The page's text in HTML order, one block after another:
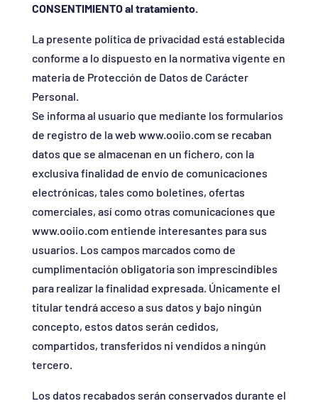
CONSENTIMIENTO al tratamiento.
La presente política de privacidad está establecida
conforme a lo dispuesto en la normativa vigente en
materia de Protección de Datos de Carácter
Personal.
Se informa al usuario que mediante los formularios
de registro de la web www.ooiio.com se recaban
datos que se almacenan en un fichero, con la
exclusiva finalidad de envío de comunicaciones
electrónicas, tales como boletines, ofertas
comerciales, así como otras comunicaciones que
www.ooiio.com entiende interesantes para sus
usuarios. Los campos marcados como de
cumplimentación obligatoria son imprescindibles
para realizar la finalidad expresada. Únicamente el
titular tendrá acceso a sus datos y bajo ningún
concepto, estos datos serán cedidos,
compartidos, transferidos ni vendidos a ningún
tercero.
Los datos recabados serán conservados durante el